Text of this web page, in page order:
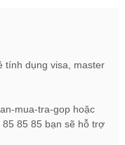
GB, viên pin dung
sạc nhanh có dây và
tính dụng visa, master
mua-tra-gop hoặc
85 85 bạn sẽ hỗ trợ